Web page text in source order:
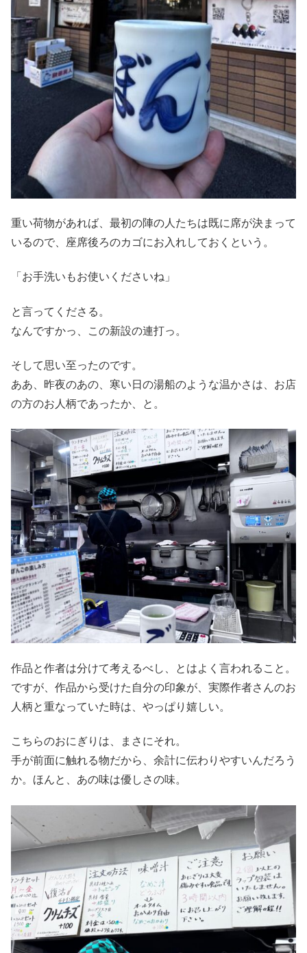
重い荷物があれば、最初の陣の人たちは既に席が決まって
いるので、座席後ろのカゴにお入れしておくという。
「お手洗いもお使いくださいね」
と言ってくださる。
なんですかっ、この新設の連打っ。
そして思い至ったのです。
ああ、昨夜のあの、寒い日の湯船のような温かさは、お店
の方のお人柄であったか、と。
作品と作者は分けて考えるべし、とはよく言われること。
ですが、作品から受けた自分の印象が、実際作者さんのお
人柄と重なっていた時は、やっぱり嬉しい。
こちらのおにぎりは、まさにそれ。
手が前面に触れる物だから、余計に伝わりやすいんだろう
か。ほんと、あの味は優しさの味。